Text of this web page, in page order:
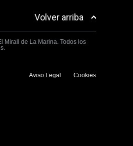
Volver arriba
Mirall de La Marina. Todos los
Aviso Legal Cookies